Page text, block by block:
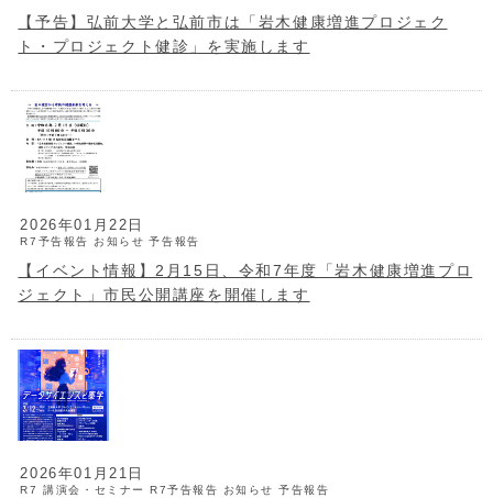
【予告】弘前大学と弘前市は「岩木健康増進プロジェク
ト・プロジェクト健診」を実施します
2026年01月22日
R7予告報告 お知らせ 予告報告
【イベント情報】2月15日、令和7年度「岩木健康増進プロ
ジェクト」市民公開講座を開催します
2026年01月21日
R7 講演会・セミナー R7予告報告 お知らせ 予告報告